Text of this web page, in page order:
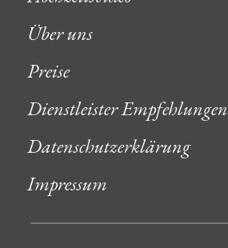
Über uns
Preise
Dienstleister Empfehlungen
Datenschutzerklärung
Impressum